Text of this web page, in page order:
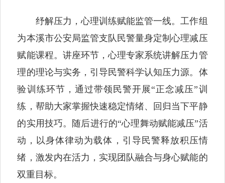
纾解压力，心理训练赋能监管一线。工作组
为本溪市公安局监管支队民警量身定制心理减压
赋能课程。讲座环节，心理专家系统讲解压力管
理的理论与实务，引导民警科学认知压力源。体
验训练环节，通过带领民警开展“正念减压”训
练，帮助大家掌握快速稳定情绪、回归当下平静
的实用技巧。随后进行的“心理舞动赋能减压”活
动，以身体律动为载体，引导民警释放积压情
绪，激发内在活力，实现团队融合与身心赋能的
双重目标。